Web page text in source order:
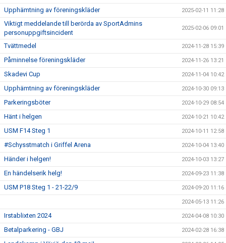
Upphämtning av föreningskläder 2025-02-11 11:28
Viktigt meddelande till berörda av SportAdmins
personuppgiftsincident
2025-02-06 09:01
Tvättmedel 2024-11-28 15:39
Påminnelse föreningskläder 2024-11-26 13:21
Skadevi Cup 2024-11-04 10:42
Upphämtning av föreningskläder 2024-10-30 09:13
Parkeringsböter 2024-10-29 08:54
Hänt i helgen 2024-10-21 10:42
USM F14 Steg 1 2024-10-11 12:58
#Schysstmatch i Griffel Arena 2024-10-04 13:40
Händer i helgen! 2024-10-03 13:27
En händelserik helg! 2024-09-23 11:38
USM P18 Steg 1 - 21-22/9 2024-09-20 11:16
2024-05-13 11:26
Irstablixten 2024 2024-04-08 10:30
Betalparkering - GBJ 2024-02-28 16:38